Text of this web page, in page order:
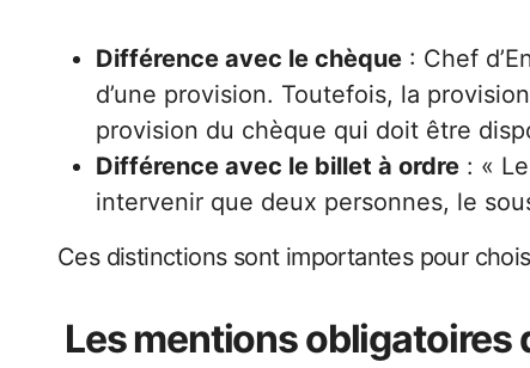
Différence avec le chèque : Chef
d’une provision. Toutefois, la
provision du chèque qui doit être
Différence avec le billet à ordre : «
intervenir que deux personnes, le
Ces distinctions sont importantes pour
Les mentions obligatoires